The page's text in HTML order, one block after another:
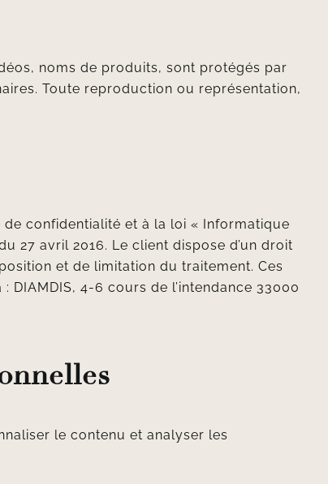
noms de produits, sont protégés par
Toute reproduction ou représentation,
confidentialité et à la loi « Informatique
27 avril 2016. Le client dispose d’un droit
et de limitation du traitement. Ces
DIAMDIS, 4-6 cours de l’intendance 33000
le contenu et analyser les